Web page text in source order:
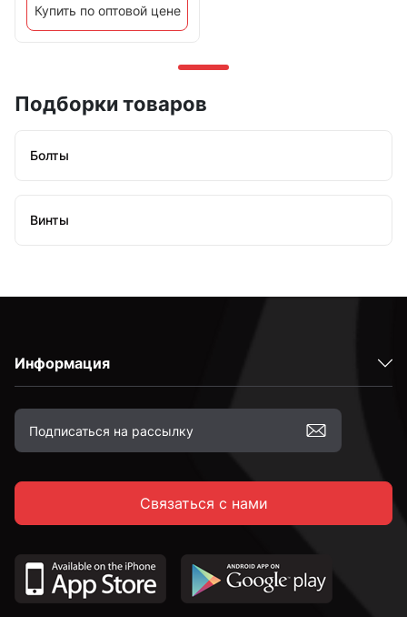
Купить по оптовой цене
Подборки товаров
Болты
Винты
Информация
Связаться с нами